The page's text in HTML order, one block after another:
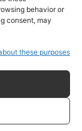
behavior or
consent, may
these purposes
politica.